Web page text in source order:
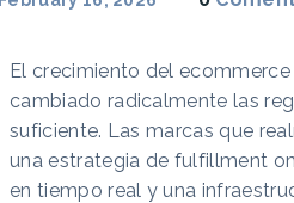
El crecimiento del
cambiado radicalmente las
suficiente. Las marcas que
una estrategia de fulfillment
en tiempo real y una